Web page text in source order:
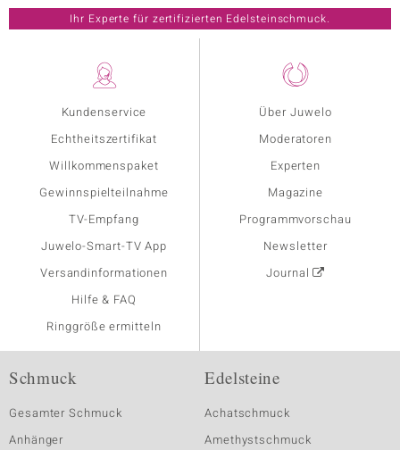
Kundenservice
Echtheitszertifikat
Willkommenspaket
Gewinnspielteilnahme
TV-Empfang
Juwelo-Smart-TV App
Versandinformationen
Hilfe & FAQ
Ringgröße ermitteln
Über Juwelo
Moderatoren
Experten
Magazine
Programmvorschau
Newsletter
Journal
Ihr Experte für zertifizierten Edelsteinschmuck.
Schmuck
Gesamter Schmuck
Anhänger
Edelsteine
Achatschmuck
Amethystschmuck